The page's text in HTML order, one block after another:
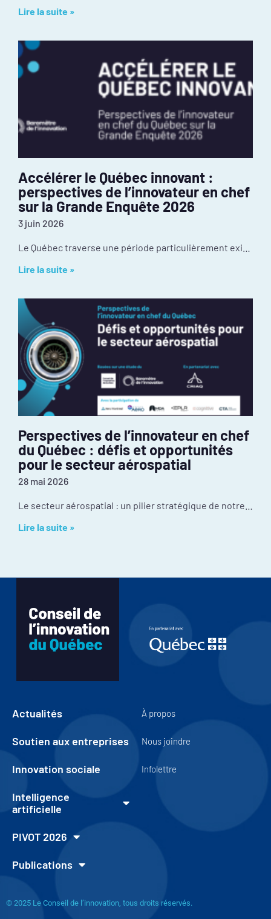
Lire la suite »
Accélérer le Québec innovant :
perspectives de l’innovateur en chef
sur la Grande Enquête 2026
3 juin 2026
Lire la suite »
Perspectives de l’innovateur en chef
du Québec : défis et opportunités
pour le secteur aérospatial
28 mai 2026
Lire la suite »
Actualités
Soutien aux entreprises
Innovation sociale
Intelligence
artificielle
PIVOT 2026
Publications
À propos
Nous joindre
Infolettre
© 2025 Le Conseil de l’innovation, tous droits réservés.